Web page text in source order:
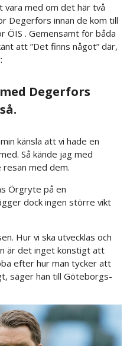
med om det här två
Degerfors innan de kom till
ÖIS . Gemensamt för båda
att ”Det finns något” där,
Degerfors
känsla att vi hade en
Så kände jag med
med dem.
Örgryte på en
dock ingen större vikt
Hur vi ska utvecklas och
är det inget konstigt att
efter hur man tycker att
säger han till Göteborgs-